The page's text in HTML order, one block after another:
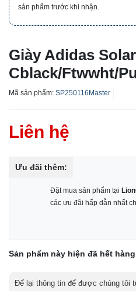
sản phẩm trước khi nhận.
Giày Adidas
Cblack/Ftwwht/
Mã sản phẩm: SP250116Master
Liên hệ
Ưu đãi thêm:
Đặt mua sản phẩm tại
các ưu đãi hấp dẫn nhất
Sản phẩm này hiện đã hết
Để lại thông tin để được chúng tôi